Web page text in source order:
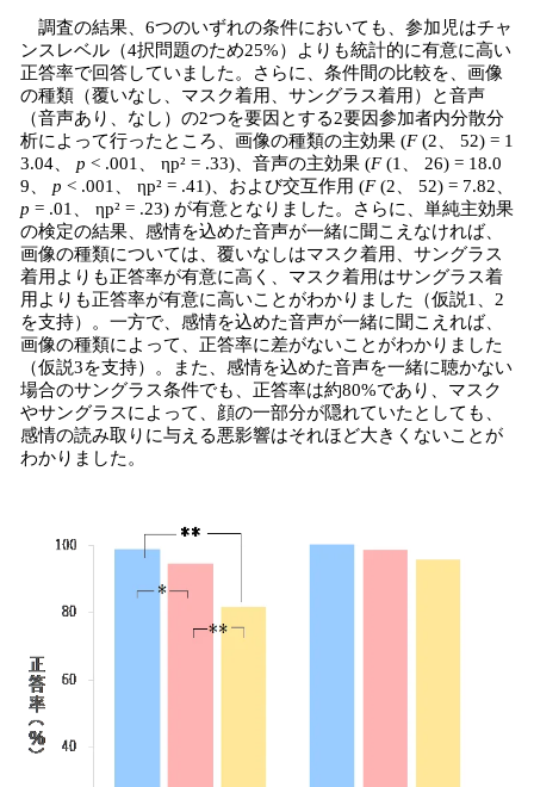
調査の結果、6つのいずれの条件においても、参加児はチャ
ンスレベル（4択問題のため25%）よりも統計的に有意に高い
正答率で回答していました。さらに、条件間の比較を、画像
の種類（覆いなし、マスク着用、サングラス着用）と音声
（音声あり、なし）の2つを要因とする2要因参加者内分散分
析によって行ったところ、画像の種類の主効果 (F(2、 52) = 1
3.04、 p < .001、 ηp² = .33)、音声の主効果 (F(1、 26) = 18.0
9、 p < .001、 ηp² = .41)、および交互作用 (F(2、 52) = 7.82、
p = .01、 ηp² = .23) が有意となりました。さらに、単純主効果
の検定の結果、感情を込めた音声が一緒に聞こえなければ、
画像の種類については、覆いなしはマスク着用、サングラス
着用よりも正答率が有意に高く、マスク着用はサングラス着
用よりも正答率が有意に高いことがわかりました（仮説1、2
を支持）。一方で、感情を込めた音声が一緒に聞こえれば、
画像の種類によって、正答率に差がないことがわかりました
（仮説3を支持）。また、感情を込めた音声を一緒に聴かない
場合のサングラス条件でも、正答率は約80%であり、マスク
やサングラスによって、顔の一部分が隠れていたとしても、
感情の読み取りに与える悪影響はそれほど大きくないことが
わかりました。